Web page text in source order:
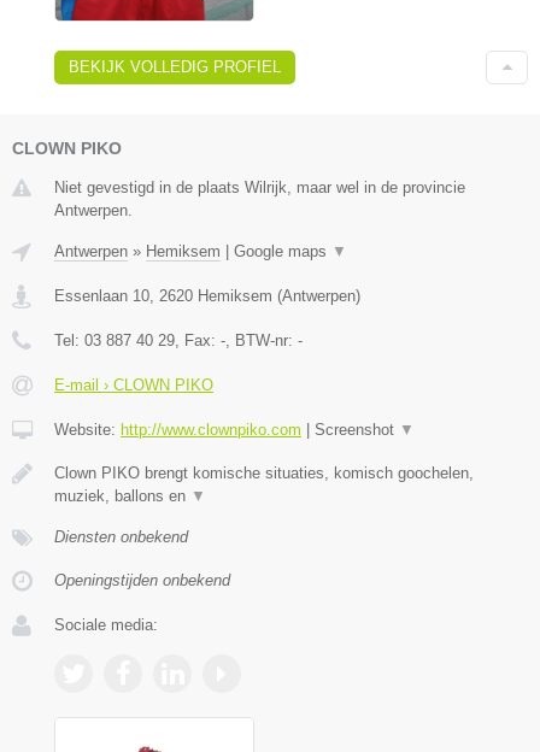
BEKIJK VOLLEDIG PROFIEL
CLOWN PIKO
Niet gevestigd in de plaats Wilrijk, maar wel in de provincie
Antwerpen.
Antwerpen » Hemiksem Google maps ▼
Essenlaan 10 2620 Hemiksem (Antwerpen)
Tel: 03 887 40 29 , Fax: - , BTW-nr: -
E-mail › CLOWN PIKO
Website: http://www.clownpiko.com Screenshot ▼
Clown PIKO brengt komische situaties, komisch goochelen,
muziek, ballons en ▼
Diensten onbekend
Openingstijden onbekend
Sociale media: